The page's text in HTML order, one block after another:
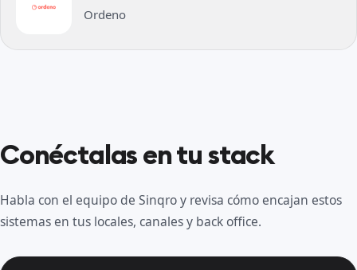
Ordeno
Conéctalas en tu stack
Habla con el equipo de Sinqro y revisa cómo encajan estos
sistemas en tus locales, canales y back office.